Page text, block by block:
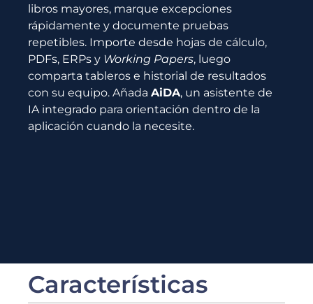
libros mayores, marque excepciones
rápidamente y documente pruebas
repetibles. Importe desde hojas de cálculo,
PDFs, ERPs y Working Papers, luego
comparta tableros e historial de resultados
con su equipo. Añada AiDA, un asistente de
IA integrado para orientación dentro de la
aplicación cuando la necesite.
Características